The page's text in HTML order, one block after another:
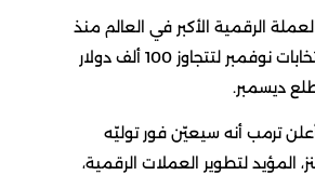
الرقمية الأكبر في العالم منذ
فوز ترمب في انتخابات نوفمبر لتتجاوز 100 ألف دولار
ديسمبر.
ترمب أنه سيعيّن فور توليّه
المؤيد لتطوير العملات الرقمية،